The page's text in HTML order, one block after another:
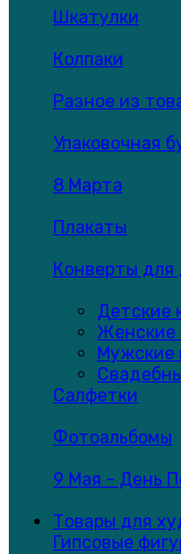
Шкатулки
Колпаки
Разное из
Упаковочная
8 Марта
Плакаты
Конверты для
Детские
Женские
Мужские
Салфетки
Фотоальбомы
9 Мая - День
Товары для
Гипсовые